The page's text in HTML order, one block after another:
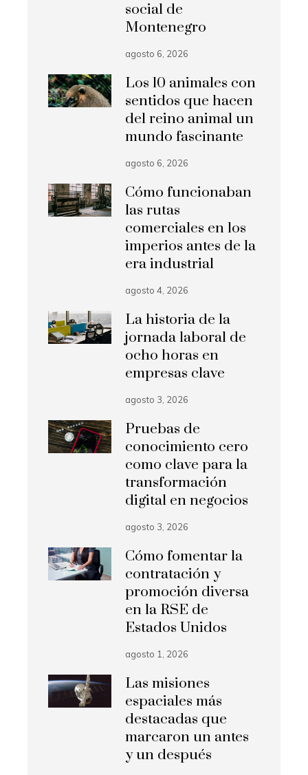
social de
Montenegro
agosto 6, 2026
Los 10 animales con
sentidos que hacen
del reino animal un
mundo fascinante
agosto 6, 2026
Cómo funcionaban
las rutas
comerciales en los
imperios antes de la
era industrial
agosto 4, 2026
La historia de la
jornada laboral de
ocho horas en
empresas clave
agosto 3, 2026
Pruebas de
conocimiento cero
como clave para la
transformación
digital en negocios
agosto 3, 2026
Cómo fomentar la
contratación y
promoción diversa
en la RSE de
Estados Unidos
agosto 1, 2026
Las misiones
espaciales más
destacadas que
marcaron un antes
y un después